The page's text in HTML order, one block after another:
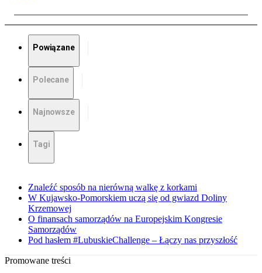
Powiązane
Polecane
Najnowsze
Tagi
Znaleźć sposób na nierówną walkę z korkami
W Kujawsko-Pomorskiem uczą się od gwiazd Doliny
Krzemowej
O finansach samorządów na Europejskim Kongresie
Samorządów
Pod hasłem #LubuskieChallenge – Łączy nas przyszłość
Promowane treści